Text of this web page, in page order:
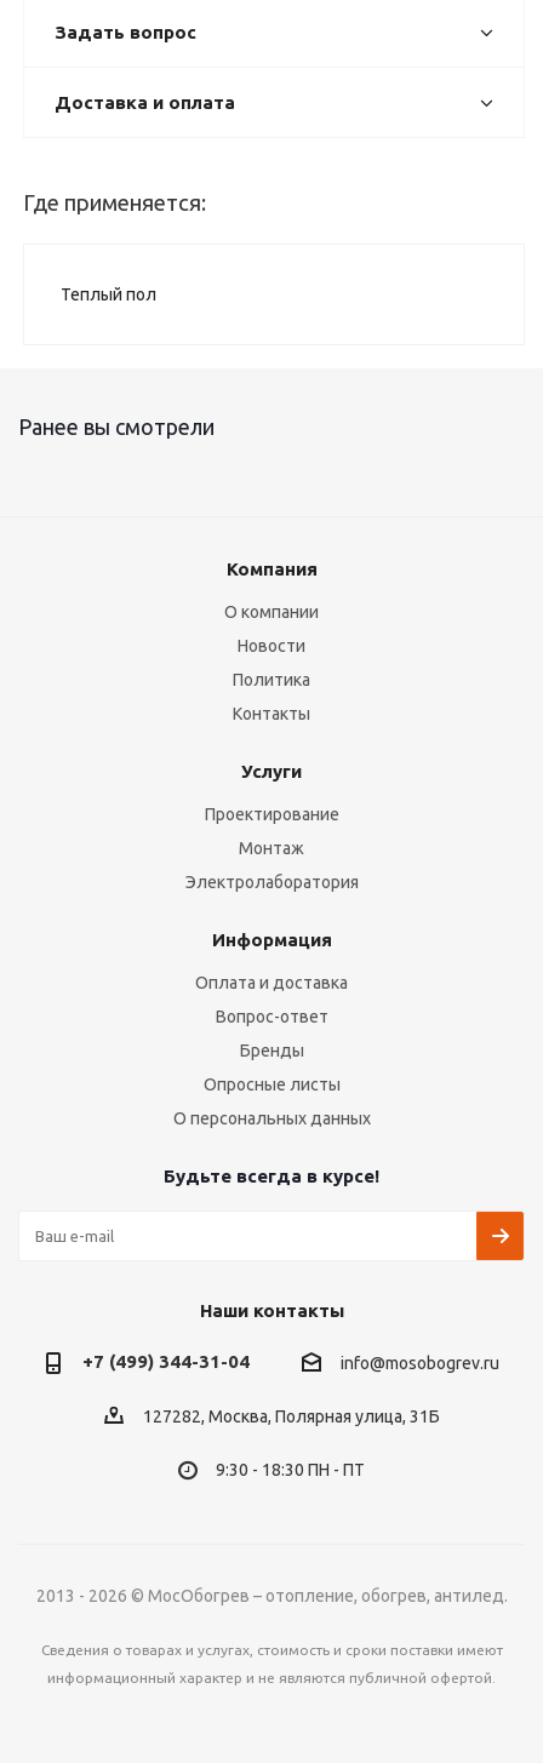
Задать вопрос
Доставка и оплата
Где применяется:
Теплый пол
Ранее вы смотрели
Компания
О компании
Новости
Политика
Контакты
Услуги
Проектирование
Монтаж
Электролаборатория
Информация
Оплата и доставка
Вопрос-ответ
Бренды
Опросные листы
О персональных данных
Будьте всегда в курсе!
Наши контакты
+7 (499) 344-31-04 info@mosobogrev.ru
127282, Москва, Полярная улица, 31Б
9:30 - 18:30 ПН - ПТ
2013 - 2026 © МосОбогрев – отопление, обогрев, антилед.
Сведения о товарах и услугах, стоимость и сроки поставки имеют
информационный характер и не являются публичной офертой.